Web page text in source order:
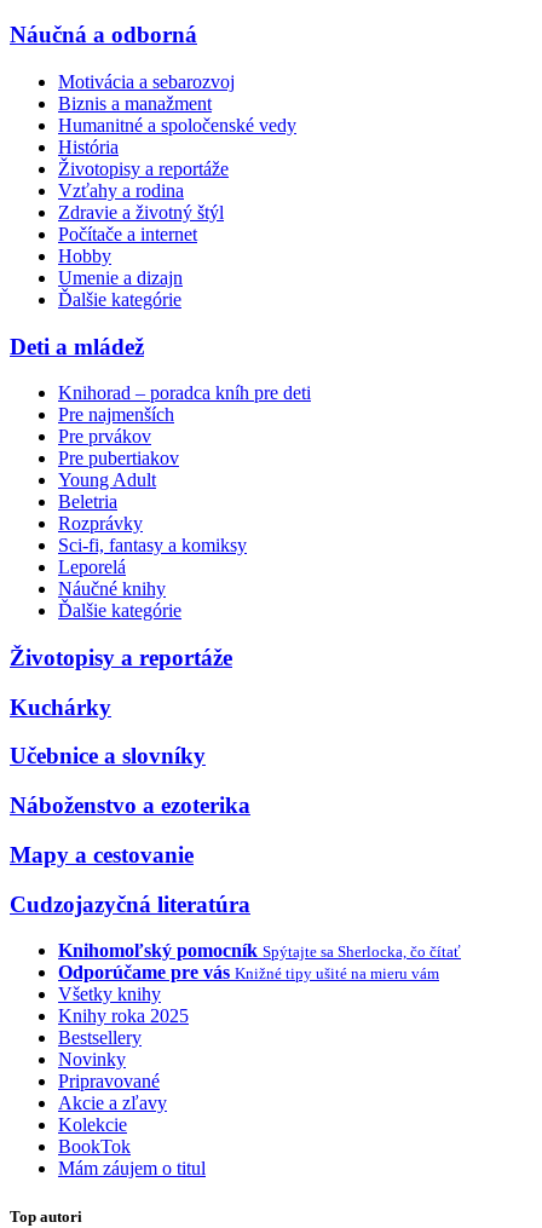
Náučná a odborná
Motivácia a sebarozvoj
Biznis a manažment
Humanitné a spoločenské vedy
História
Životopisy a reportáže
Vzťahy a rodina
Zdravie a životný štýl
Počítače a internet
Hobby
Umenie a dizajn
Ďalšie kategórie
Deti a mládež
Knihorad – poradca kníh pre deti
Pre najmenších
Pre prvákov
Pre pubertiakov
Young Adult
Beletria
Rozprávky
Sci-fi, fantasy a komiksy
Leporelá
Náučné knihy
Ďalšie kategórie
Životopisy a reportáže
Kuchárky
Učebnice a slovníky
Náboženstvo a ezoterika
Mapy a cestovanie
Cudzojazyčná literatúra
Knihomoľský pomocník Spýtajte sa Sherlocka, čo čítať
Odporúčame pre vás Knižné tipy ušité na mieru vám
Všetky knihy
Knihy roka 2025
Bestsellery
Novinky
Pripravované
Akcie a zľavy
Kolekcie
BookTok
Mám záujem o titul
Top autori